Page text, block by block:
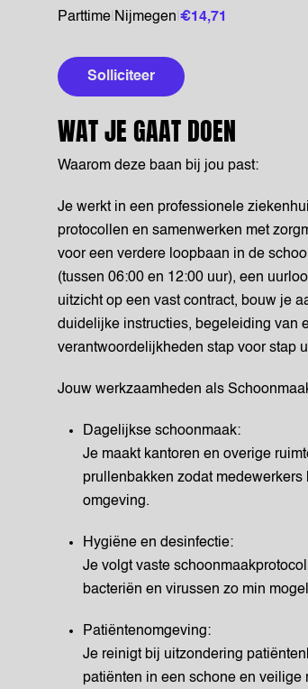
Parttime Nijmegen €14,71
Solliciteer
WAT JE GAAT DOEN
Waarom deze baan bij jou past:
Je werkt in een professionele
protocollen en samenwerken met
voor een verdere loopbaan in de
(tussen 06:00 en 12:00 uur), een
uitzicht op een vast contract, bouw je
duidelijke instructies, begeleiding van
verantwoordelijkheden stap voor stap
Jouw werkzaamheden als
Dagelijkse schoonmaak:
Je maakt kantoren en overige
prullenbakken zodat
omgeving.
Hygiëne en desinfectie:
Je volgt vaste
bacteriën en virussen zo min
Patiëntenomgeving:
Je reinigt bij uitzondering
patiënten in een schone en veilige